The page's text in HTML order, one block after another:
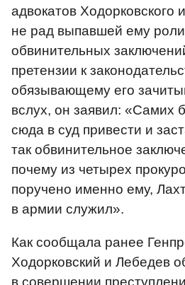
адвокатов Ходорковского
не рад выпавшей ему
обвинительных
претензии к
обязывающему его
вслух, он заявил: «Самих
сюда в суд привести и
так обвинительное
почему из четырех
поручено именно ему,
в армии служил».
Как сообщала ранее
Ходорковский и Лебедев
в совершении